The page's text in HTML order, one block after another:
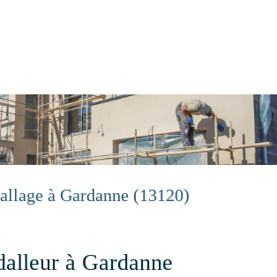
à Gardanne (13120)
à Gardanne